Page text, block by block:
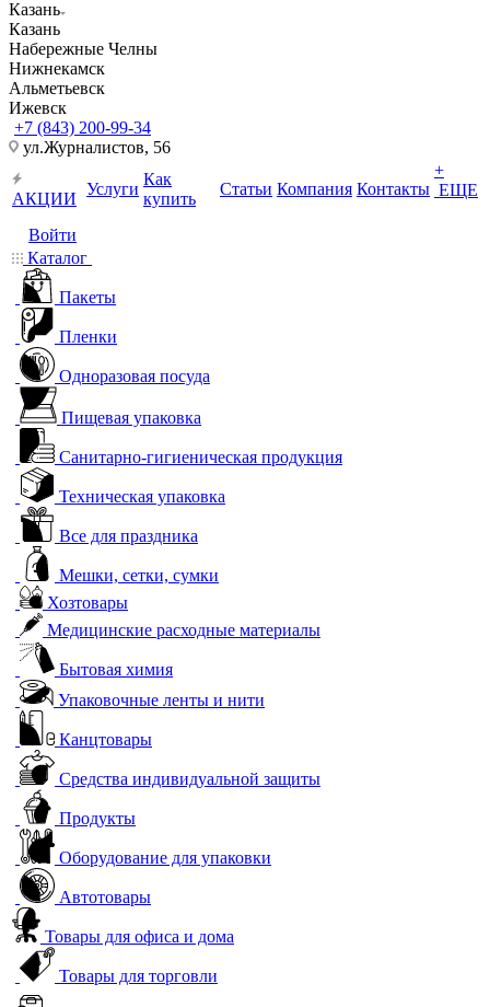
Казань
Казань
Набережные Челны
Нижнекамск
Альметьевск
Ижевск
+7 (843) 200-99-34
ул.Журналистов, 56
АКЦИИ
Услуги
Как
купить
Статьи Компания Контакты
+
ЕЩЕ
Войти
Каталог
Пакеты
Пленки
Одноразовая посуда
Пищевая упаковка
Санитарно-гигиеническая продукция
Техническая упаковка
Все для праздника
Мешки, сетки, сумки
Хозтовары
Медицинские расходные материалы
Бытовая химия
Упаковочные ленты и нити
Канцтовары
Средства индивидуальной защиты
Продукты
Оборудование для упаковки
Автотовары
Товары для офиса и дома
Товары для торговли